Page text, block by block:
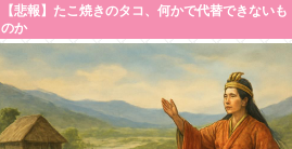
【悲報】たこ焼きのタコ、何かで代替できないも
のか